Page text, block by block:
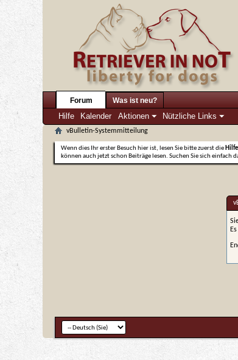
Forum
Hilfe Kalender Aktionen Nützliche Links
Was ist neu?
vBulletin-Systemmitteilung
Wenn dies Ihr erster Besuch hier ist, lesen Sie bitte zuerst die
können auch jetzt schon Beiträge lesen. Suchen Sie sich einfach